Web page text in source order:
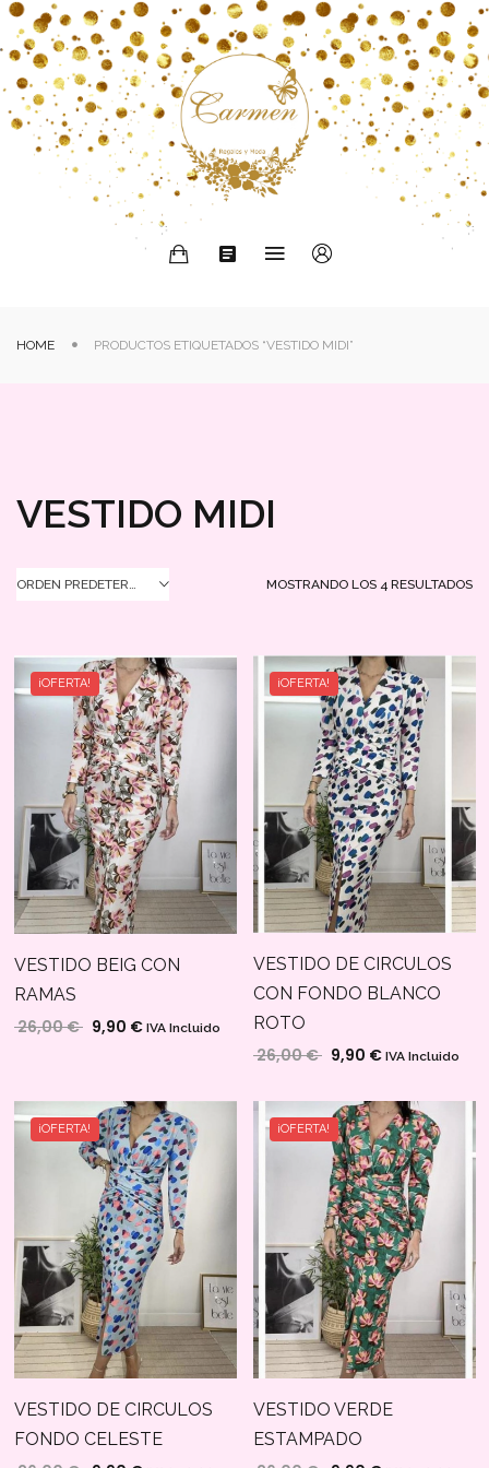
HOME PRODUCTOS ETIQUETADOS “VESTIDO MIDI”
VESTIDO MIDI
MOSTRANDO LOS 4 RESULTADOS
ORDEN PREDETERMINADO
¡OFERTA!
VESTIDO BEIG CON
RAMAS
26,00€ El precio original era: 26,00 €.
9,90 €El precio actual es: 9,90 €.
IVA Incluido
¡OFERTA!
VESTIDO DE CIRCULOS
CON FONDO BLANCO
ROTO
26,00€ El precio original era:
9,90 €El precio
IVA Incluido
¡OFERTA!
VESTIDO DE CIRCULOS
FONDO CELESTE
¡OFERTA!
VESTIDO VERDE
ESTAMPADO